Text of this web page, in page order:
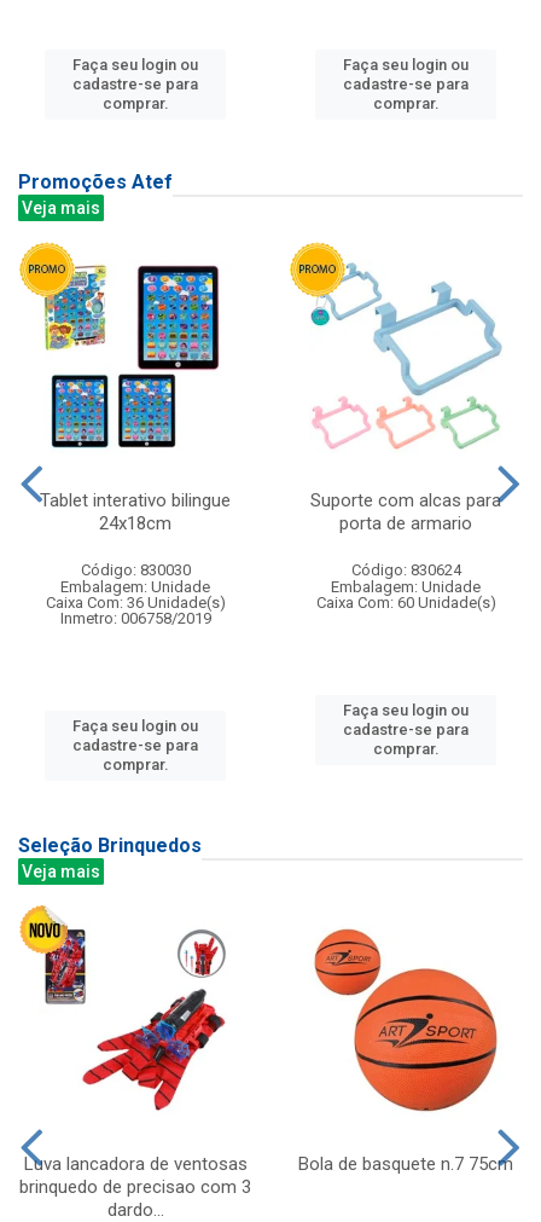
Faça seu login ou
cadastre-se para
comprar.
Faça seu login ou
cadastre-se para
comprar.
Promoções Atef
Veja mais
Tablet interativo bilingue
24x18cm
Código: 830030
Embalagem: Unidade
Caixa Com: 36 Unidade(s)
Inmetro: 006758/2019
Faça seu login ou
cadastre-se para
comprar.
Suporte com alcas para
porta de armario
Código: 830624
Embalagem: Unidade
Caixa Com: 60 Unidade(s)
Faça seu login ou
cadastre-se para
comprar.
Seleção Brinquedos
Veja mais
Luva lancadora de ventosas
brinquedo de precisao com 3
dardo...
Bola de basquete n.7 75cm